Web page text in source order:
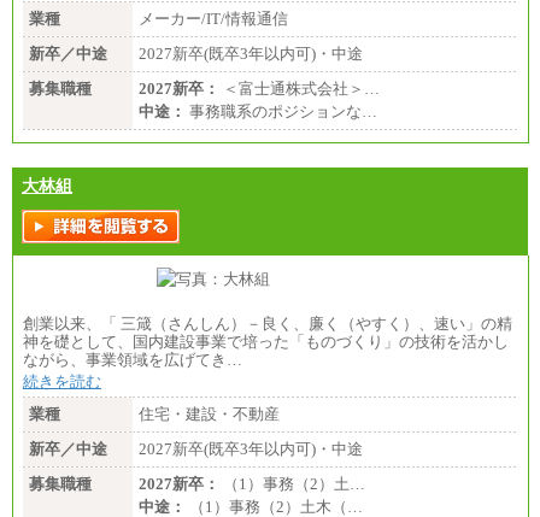
業種
メーカー/IT/情報通信
新卒／中途
2027新卒(既卒3年以内可)・中途
募集職種
2027新卒：
＜富士通株式会社＞…
中途： 事務職系のポジションな…
大林組
創業以来、「 三箴（さんしん）－良く、廉く（やすく）、速い」の精
神を礎として、国内建設事業で培った「ものづくり」の技術を活かし
ながら、事業領域を広げてき…
続きを読む
業種
住宅・建設・不動産
新卒／中途
2027新卒(既卒3年以内可)・中途
募集職種
2027新卒：
（1）事務（2）土…
中途：
（1）事務（2）土木（…